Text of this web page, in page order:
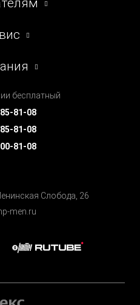
бесплатный
81-08
81-08
81-08
Cлобода, 26
men.ru